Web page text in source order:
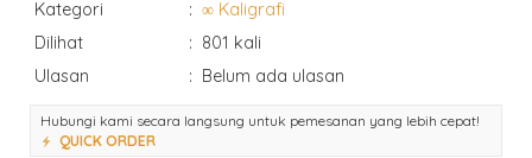
Kategori
: ∞ Kaligrafi
Dilihat
: 801 kali
Ulasan
: Belum ada ulasan
Hubungi kami secara langsung untuk pemesanan yang lebih cepat!
QUICK ORDER